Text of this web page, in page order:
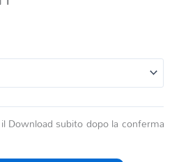
Download subito dopo la conferma